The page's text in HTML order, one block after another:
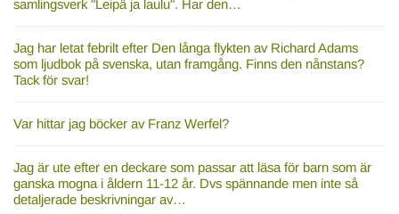
samlingsverk "Leipä ja laulu". Har den…
Jag har letat febrilt efter Den långa flykten av Richard Adams
som ljudbok på svenska, utan framgång. Finns den nånstans?
Tack för svar!
Var hittar jag böcker av Franz Werfel?
Jag är ute efter en deckare som passar att läsa för barn som är
ganska mogna i åldern 11-12 år. Dvs spännande men inte så
detaljerade beskrivningar av…